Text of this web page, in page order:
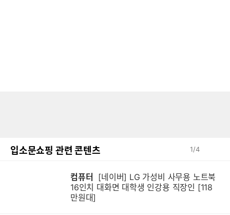
입소문쇼핑 관련 콘텐츠 1/4
컴퓨터
16인치 대화면 대학생 인강용 직장인 [118
만원대]